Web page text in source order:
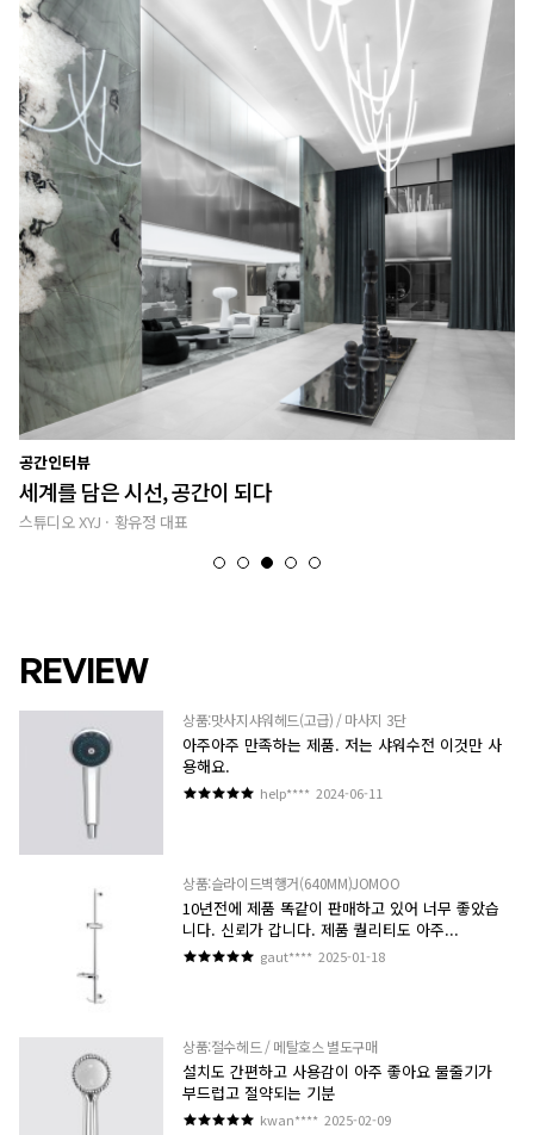
공간인터뷰
세계를 담은 시선, 공간이 되다
스튜디오 XYJ · 황유정 대표
REVIEW
상품:맛사지샤워헤드(고급) / 마사지 3단
아주아주 만족하는 제품. 저는 샤워수전 이것만 사
용해요.
help**** 2024-06-11
상품:슬라이드벽행거(640MM)JOMOO
10년전에 제품 똑같이 판매하고 있어 너무 좋았습
니다. 신뢰가 갑니다. 제품 퀄리티도 아주...
gaut**** 2025-01-18
상품:절수헤드 / 메탈호스 별도구매
설치도 간편하고 사용감이 아주 좋아요 물줄기가
부드럽고 절약되는 기분
kwan**** 2025-02-09